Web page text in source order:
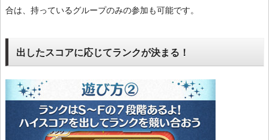
合は、持っているグループのみの参加も可能です。
出したスコアに応じてランクが決まる！